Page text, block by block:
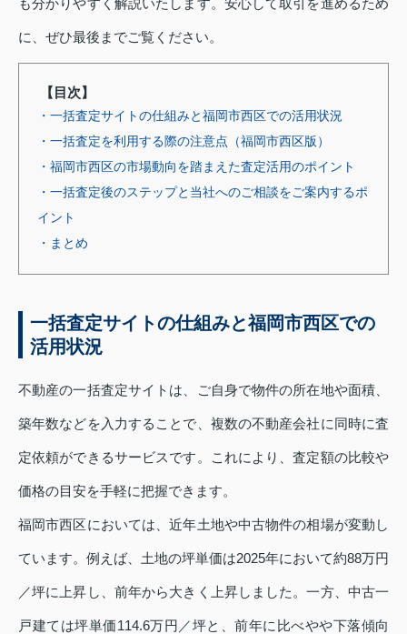
に、ぜひ最後までご覧ください。
【目次】
・一括査定サイトの仕組みと福岡市西区での活用状況
・一括査定を利用する際の注意点（福岡市西区版）
・福岡市西区の市場動向を踏まえた査定活用のポイント
・一括査定後のステップと当社へのご相談をご案内するポ
イント
・まとめ
一括査定サイトの仕組みと福岡市西区での
活用状況
不動産の一括査定サイトは、ご自身で物件の所在地や面積、
築年数などを入力することで、複数の不動産会社に同時に査
定依頼ができるサービスです。これにより、査定額の比較や
価格の目安を手軽に把握できます。
福岡市西区においては、近年土地や中古物件の相場が変動し
ています。例えば、土地の坪単価は2025年において約88万円
／坪に上昇し、前年から大きく上昇しました。一方、中古一
戸建ては坪単価114.6万円／坪と、前年に比べやや下落傾向